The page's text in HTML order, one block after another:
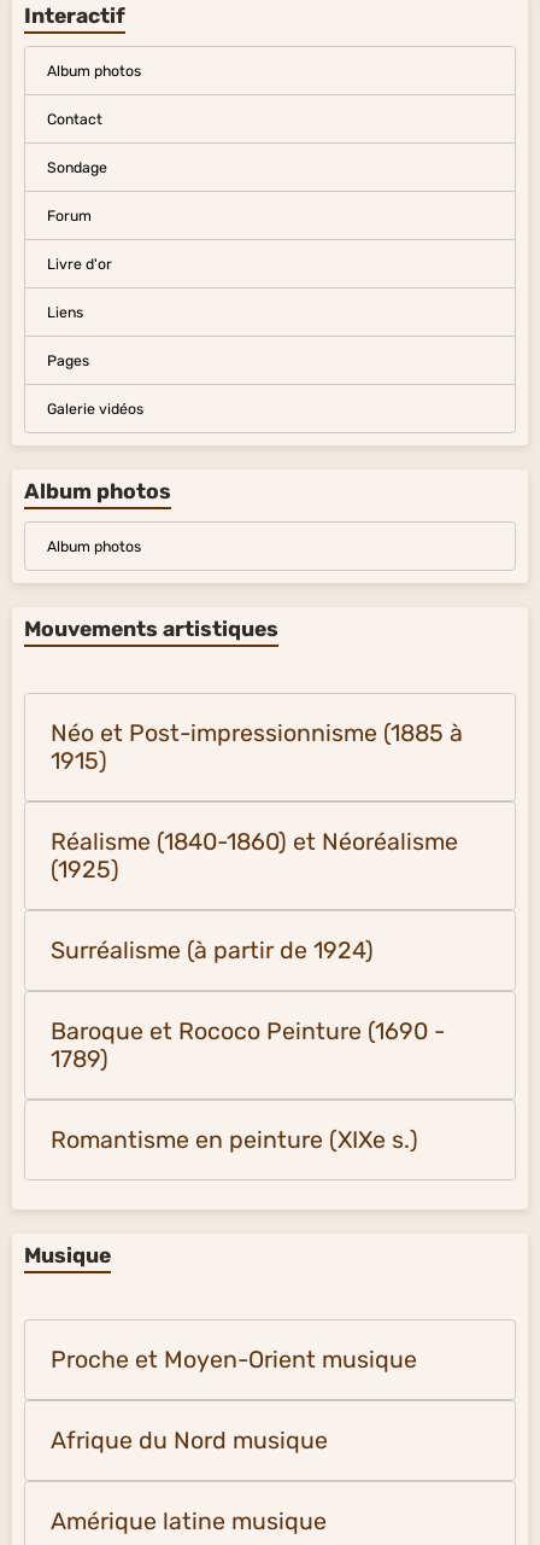
Interactif
Album photos
Contact
Sondage
Forum
Livre d'or
Liens
Pages
Galerie vidéos
Album photos
Album photos
Mouvements artistiques
Néo et Post-impressionnisme (1885 à
1915)
Réalisme (1840-1860) et Néoréalisme
(1925)
Surréalisme (à partir de 1924)
Baroque et Rococo Peinture (1690 -
1789)
Romantisme en peinture (XIXe s.)
Musique
Proche et Moyen-Orient musique
Afrique du Nord musique
Amérique latine musique